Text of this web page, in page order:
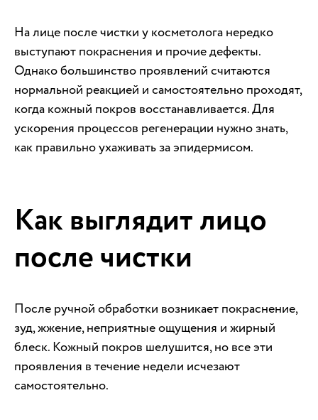
На лице после чистки у косметолога нередко
выступают покраснения и прочие дефекты.
Однако большинство проявлений считаются
нормальной реакцией и самостоятельно проходят,
когда кожный покров восстанавливается. Для
ускорения процессов регенерации нужно знать,
как правильно ухаживать за эпидермисом.
Как выглядит лицо
после чистки
После ручной обработки возникает покраснение,
зуд, жжение, неприятные ощущения и жирный
блеск. Кожный покров шелушится, но все эти
проявления в течение недели исчезают
самостоятельно.